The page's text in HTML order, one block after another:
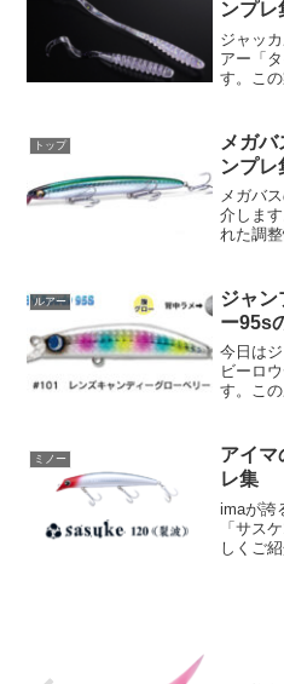
ンプレ
ジャッ
アー「
す。こ
れる逸
ボディ
トップ
メガ
ンプレ
メガバ
介しま
れた調
ィッサ
し、ス
ルアー
ジャン
ー95s
今日は
ビーロ
す。こ
圧倒的
に、そ
ミノー
アイマ
レ集
imaが誇
「サス
しくご